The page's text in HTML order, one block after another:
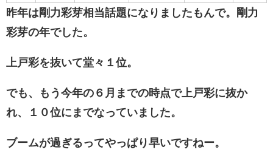
昨年は剛力彩芽相当話題になりましたもんで。剛力
彩芽の年でした。
上戸彩を抜いて堂々１位。
でも、もう今年の６月までの時点で上戸彩に抜か
れ、１０位にまでなっていました。
ブームが過ぎるってやっぱり早いですねー。